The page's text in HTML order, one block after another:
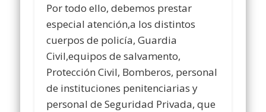
Por todo ello, debemos prestar
especial atención,a los distintos
cuerpos de policía, Guardia
Civil,equipos de salvamento,
Protección Civil, Bomberos, personal
de instituciones penitenciarias y
personal de Seguridad Privada, que